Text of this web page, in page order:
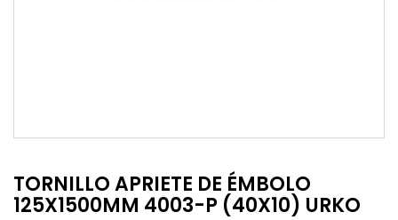
TORNILLO APRIETE DE ÉMBOLO
125X1500MM 4003-P (40X10) URKO